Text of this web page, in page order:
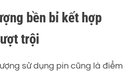
bền bỉ kết hợp
trội
sử dụng pin cũng là điểm